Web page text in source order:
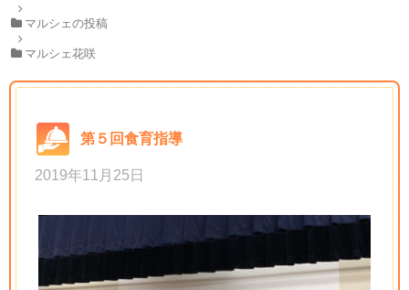
マルシェの投稿
マルシェ花咲
第５回食育指導
2019年11月25日